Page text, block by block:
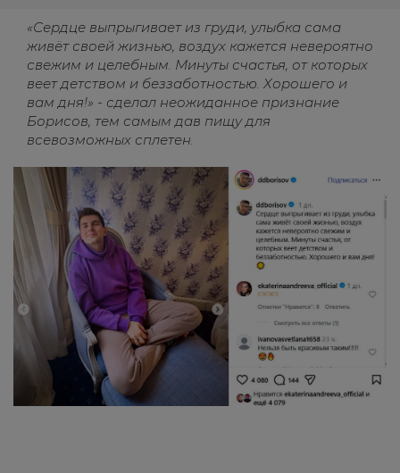
«Сердце выпрыгивает из груди, улыбка сама
живёт своей жизнью, воздух кажется невероятно
свежим и целебным. Минуты счастья, от которых
веет детством и беззаботностью. Хорошего и
вам дня!» - сделал неожиданное признание
Борисов, тем самым дав пищу для
всевозможных сплетен.